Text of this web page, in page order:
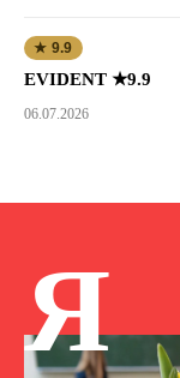
★ 9.9
EVIDENT ★9.9
06.07.2026
Я